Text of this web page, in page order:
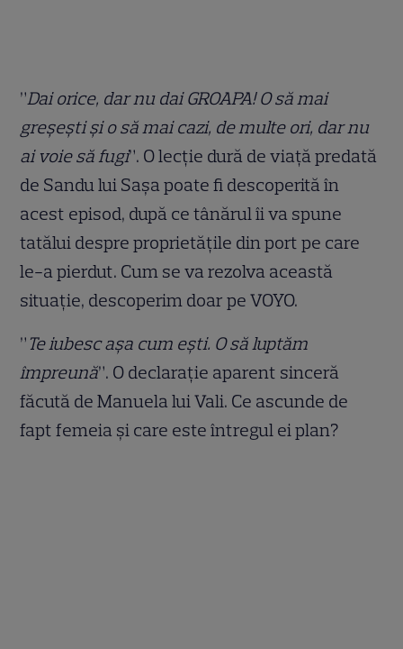
”Dai orice, dar nu dai GROAPA! O să mai
greșești și o să mai cazi, de multe ori, dar nu
ai voie să fugi”. O lecție dură de viață predată
de Sandu lui Sașa poate fi descoperită în
acest episod, după ce tânărul îi va spune
tatălui despre proprietățile din port pe care
le-a pierdut. Cum se va rezolva această
situație, descoperim doar pe VOYO.
” Te iubesc așa cum ești. O să luptăm
împreună”. O declarație aparent sinceră
făcută de Manuela lui Vali. Ce ascunde de
fapt femeia și care este întregul ei plan?